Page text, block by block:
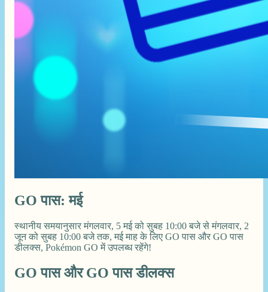
GO पास: मई
स्थानीय समयानुसार मंगलवार, 5 मई को सुबह 10:00 बजे से मंगलवार, 2
जून को सुबह 10:00 बजे तक, मई माह के लिए GO पास और GO पास
डीलक्स, Pokémon GO में उपलब्ध रहेंगे!
GO पास और GO पास डीलक्स